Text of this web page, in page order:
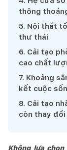
thông
5. Nội thất
thư thái
6. Cải tạo
cao chất
7. Khoảng
kết cuộc
8. Cải tạo
còn thay
Không lựa